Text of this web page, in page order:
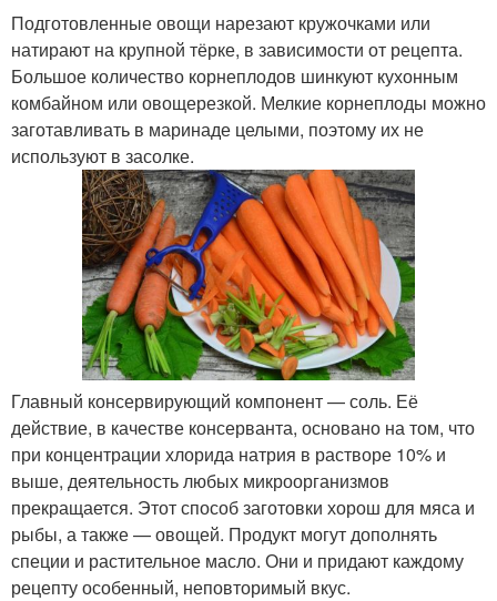
Подготовленные овощи нарезают кружочками или
натирают на крупной тёрке, в зависимости от рецепта.
Большое количество корнеплодов шинкуют кухонным
комбайном или овощерезкой. Мелкие корнеплоды можно
заготавливать в маринаде целыми, поэтому их не
используют в засолке.
Главный консервирующий компонент — соль. Её
действие, в качестве консерванта, основано на том, что
при концентрации хлорида натрия в растворе 10% и
выше, деятельность любых микроорганизмов
прекращается. Этот способ заготовки хорош для мяса и
рыбы, а также — овощей. Продукт могут дополнять
специи и растительное масло. Они и придают каждому
рецепту особенный, неповторимый вкус.